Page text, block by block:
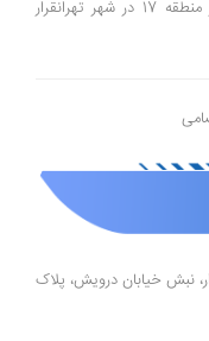
مدرسهپروین اعتصامی دخترانه(هیات امنایی)در منطقه 17 در شهر تهرانقرار
نبش خیابان درویش، پلاک